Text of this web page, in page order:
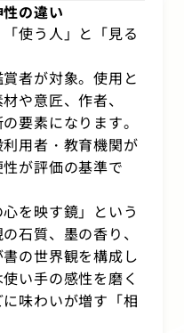
の違い
使う人」と「見る
者が対象。使用と
や意匠、作者、
要素になります。
用者・教育機関が
が評価の基準で
を映す鏡」という
石質、墨の香り、
の世界観を構成し
い手の感性を磨く
味わいが増す「相